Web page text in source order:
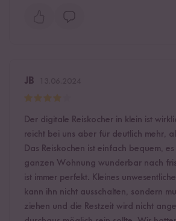
JB
Der digitale Reiskocher in klein ist
reicht bei uns aber für deutlich mehr,
Das Reiskochen ist einfach bequem,
ganzen Wohnung wunderbar nach
ist immer perfekt. Kleines
kann ihn nicht ausschalten, sondern
ziehen und die Restzeit wird nicht